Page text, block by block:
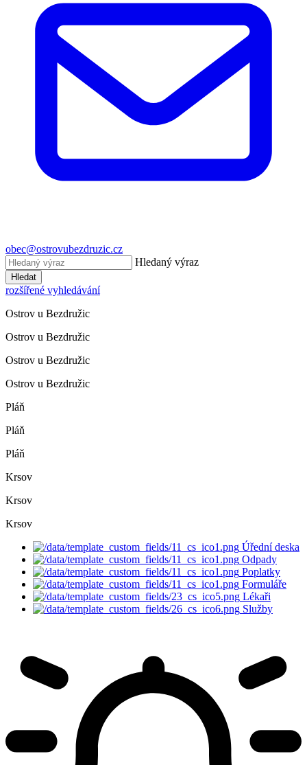
obec@ostrovubezdruzic.cz
Hledaný výraz
Hledat
rozšířené vyhledávání
Ostrov u Bezdružic
Ostrov u Bezdružic
Ostrov u Bezdružic
Ostrov u Bezdružic
Pláň
Pláň
Pláň
Krsov
Krsov
Krsov
Úřední deska
Odpady
Poplatky
Formuláře
Lékaři
Služby